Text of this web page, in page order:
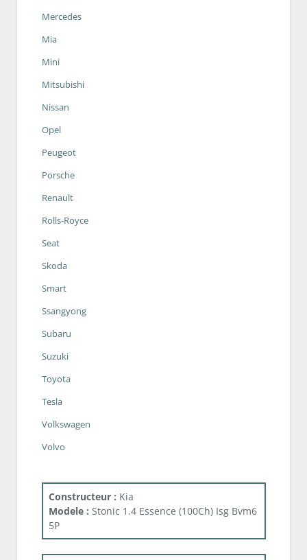
Mercedes
Mia
Mini
Mitsubishi
Nissan
Opel
Peugeot
Porsche
Renault
Rolls-Royce
Seat
Skoda
Smart
Ssangyong
Subaru
Suzuki
Toyota
Tesla
Volkswagen
Volvo
Constructeur : Kia
Modele : Stonic 1.4 Essence (100Ch) Isg Bvm6
5P